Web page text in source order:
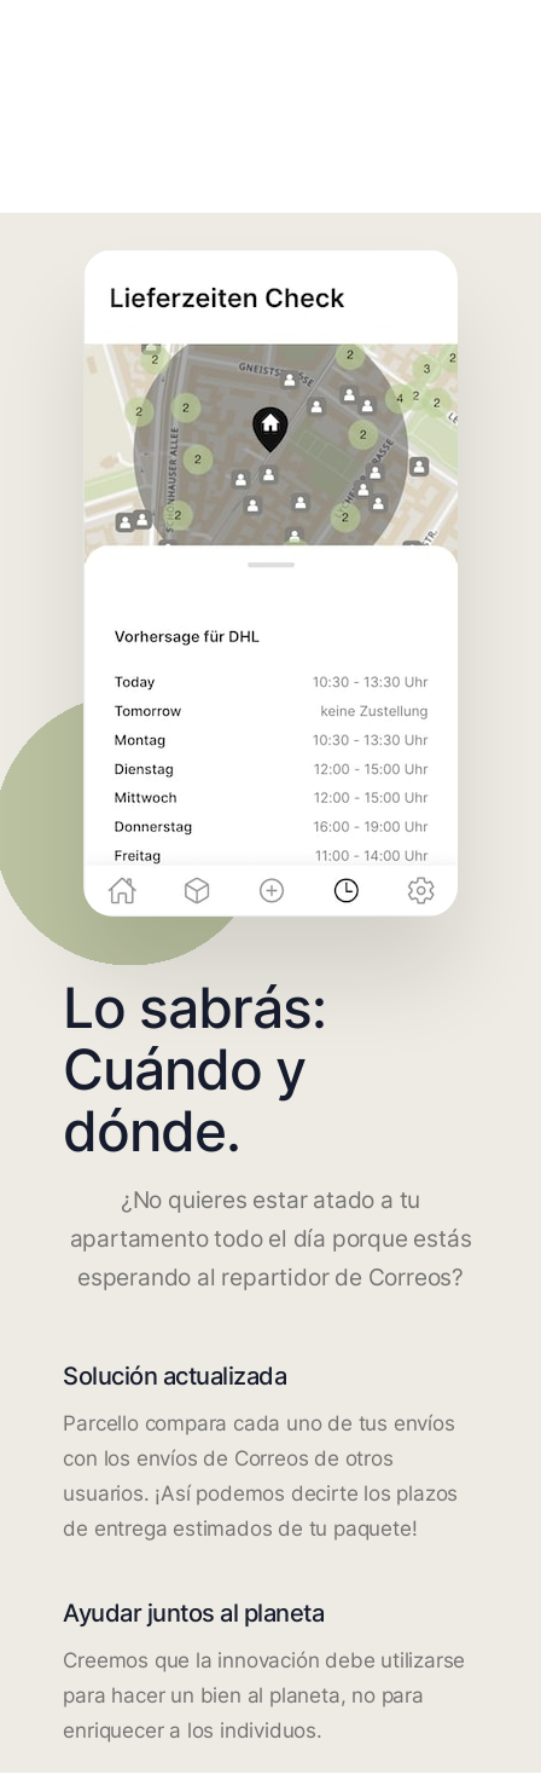
Lo sabrás:
Cuándo y
dónde.
¿No quieres estar atado a tu
apartamento todo el día porque estás
esperando al repartidor de Correos?
Solución actualizada
Parcello compara cada uno de tus envíos
con los envíos de Correos de otros
usuarios. ¡Así podemos decirte los plazos
de entrega estimados de tu paquete!
Ayudar juntos al planeta
Creemos que la innovación debe utilizarse
para hacer un bien al planeta, no para
enriquecer a los individuos.